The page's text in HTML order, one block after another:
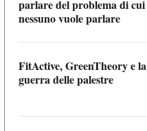
parlare del problema di cui
nessuno vuole parlare
FitActive, GreenTheory e la
guerra delle palestre